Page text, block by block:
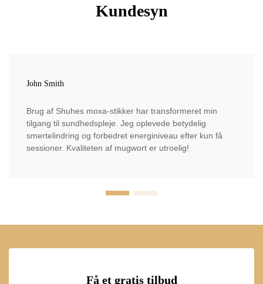
Kundesyn
John Smith
Brug af Shuhes moxa-stikker har transformeret min
tilgang til sundhedspleje. Jeg oplevede betydelig
smertelindring og forbedret energiniveau efter kun få
sessioner. Kvaliteten af mugwort er utroelig!
Få et gratis tilbud